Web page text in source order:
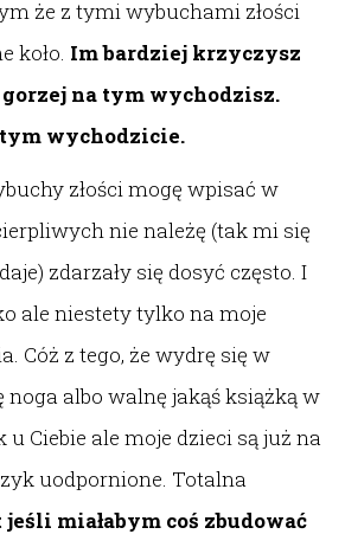
że z tymi wybuchami złości
koło. Im bardziej krzyczysz
na tym wychodzisz.
tym wychodzicie.
złości mogę wpisać w
nie należę (tak mi się
zdarzały się dosyć często. I
ale niestety tylko na moje
Cóż z tego, że wydrę się w
noga albo walnę jakąś książką w
u Ciebie ale moje dzieci są już na
uodpornione. Totalna
miałabym coś zbudować